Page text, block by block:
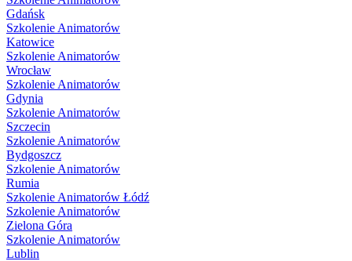
Gdańsk
Szkolenie Animatorów
Katowice
Szkolenie Animatorów
Wrocław
Szkolenie Animatorów
Gdynia
Szkolenie Animatorów
Szczecin
Szkolenie Animatorów
Bydgoszcz
Szkolenie Animatorów
Rumia
Szkolenie Animatorów Łódź
Szkolenie Animatorów
Zielona Góra
Szkolenie Animatorów
Lublin